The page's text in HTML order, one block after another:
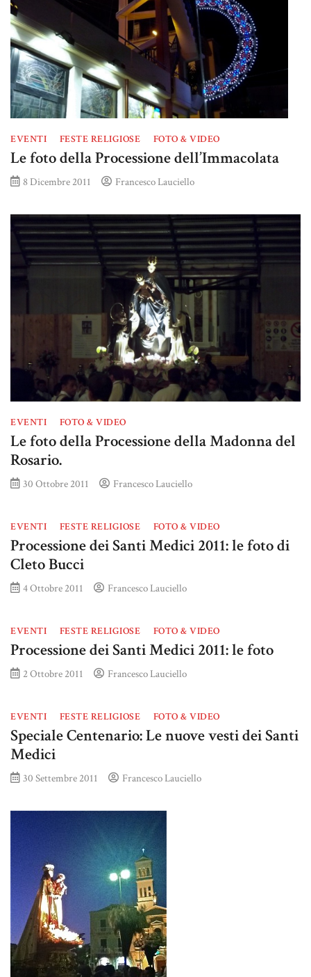
EVENTI FESTE RELIGIOSE FOTO & VIDEO
Le foto della Processione dell’Immacolata
8 Dicembre 2011 Francesco Lauciello
EVENTI FOTO & VIDEO
Le foto della Processione della Madonna del
Rosario.
30 Ottobre 2011 Francesco Lauciello
EVENTI FESTE RELIGIOSE FOTO & VIDEO
Processione dei Santi Medici 2011: le foto di
Cleto Bucci
4 Ottobre 2011 Francesco Lauciello
EVENTI FESTE RELIGIOSE FOTO & VIDEO
Processione dei Santi Medici 2011: le foto
2 Ottobre 2011 Francesco Lauciello
EVENTI FESTE RELIGIOSE FOTO & VIDEO
Speciale Centenario: Le nuove vesti dei Santi
Medici
30 Settembre 2011 Francesco Lauciello